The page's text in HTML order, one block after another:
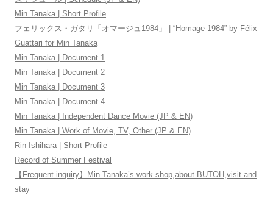
Min Tanaka | Short Profile
フェリックス・ガタリ「オマージュ1984」 | “Homage 1984” by Félix
Guattari for Min Tanaka
Min Tanaka | Document 1
Min Tanaka | Document 2
Min Tanaka | Document 3
Min Tanaka | Document 4
Min Tanaka | Independent Dance Movie (JP & EN)
Min Tanaka | Work of Movie, TV, Other (JP & EN)
Rin Ishihara | Short Profile
Record of Summer Festival
【Frequent inquiry】Min Tanaka’s work-shop,about BUTOH,visit and
stay